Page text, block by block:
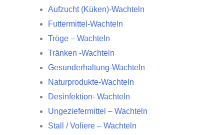
Aufzucht (Küken)-Wachteln
Futtermittel-Wachteln
Tröge – Wachteln
Tränken -Wachteln
Gesunderhaltung-Wachteln
Naturprodukte-Wachteln
Desinfektion- Wachteln
Ungeziefermittel – Wachteln
Stall / Voliere – Wachteln